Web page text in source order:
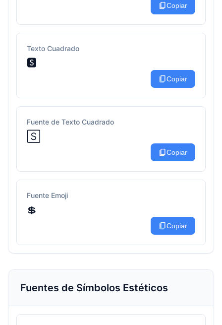
content_copyCopiar
Texto Cuadrado
🆂
content_copyCopiar
Fuente de Texto Cuadrado
🅂
content_copyCopiar
Fuente Emoji
💲
content_copyCopiar
Fuentes de Símbolos Estéticos